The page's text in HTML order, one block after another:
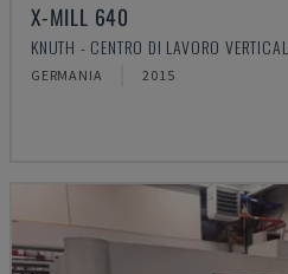
X-MILL 640
KNUTH - CENTRO DI LAVORO
GERMANIA 2015